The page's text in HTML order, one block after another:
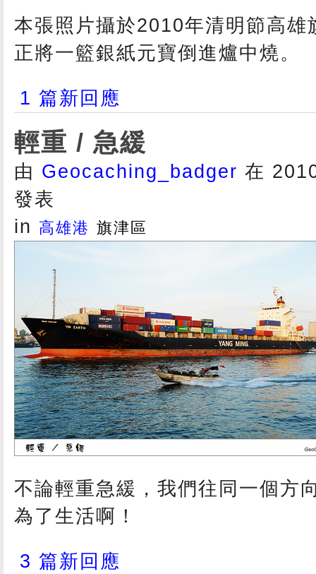
本張照片攝於2010年清明節高雄
正將一籃銀紙元寶倒進爐中燒。
1 篇新回應
輕重 / 急緩
由 Geocaching_badger 在
發表
in 高雄港 旗津區
不論輕重急緩，我們往同一個方
為了生活啊！
3 篇新回應